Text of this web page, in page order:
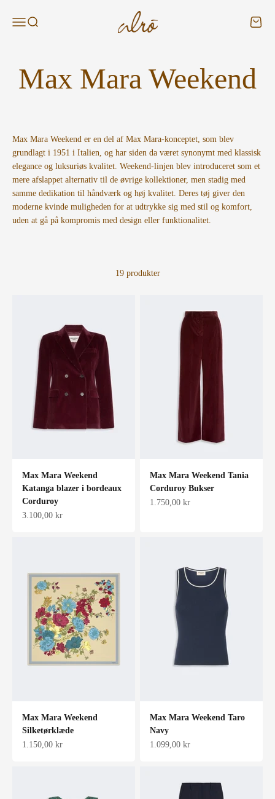
MenuSøg Alroshop - DK Kurv
Max Mara Weekend er en del af Max Mara-konceptet, som blev
grundlagt i 1951 i Italien, og har siden da været synonymt med klassisk
elegance og luksuriøs kvalitet. Weekend-linjen blev introduceret som et
mere afslappet alternativ til de øvrige kollektioner, men stadig med
samme dedikation til håndværk og høj kvalitet. Deres tøj giver den
moderne kvinde muligheden for at udtrykke sig med stil og komfort,
uden at gå på kompromis med design eller funktionalitet.
19 produkter
Max Mara Weekend
Katanga blazer i bordeaux
Corduroy
Salgspris
3.100,00 kr
Max Mara Weekend Tania
Corduroy Bukser
Salgspris
1.750,00 kr
Max Mara Weekend
Silketørklæde
Salgspris
1.150,00 kr
Max Mara Weekend Taro
Navy
Salgspris
1.099,00 kr